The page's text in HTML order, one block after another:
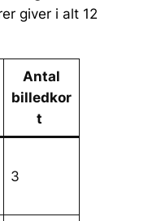
giver i alt 12
Antal
billedkor
t
3